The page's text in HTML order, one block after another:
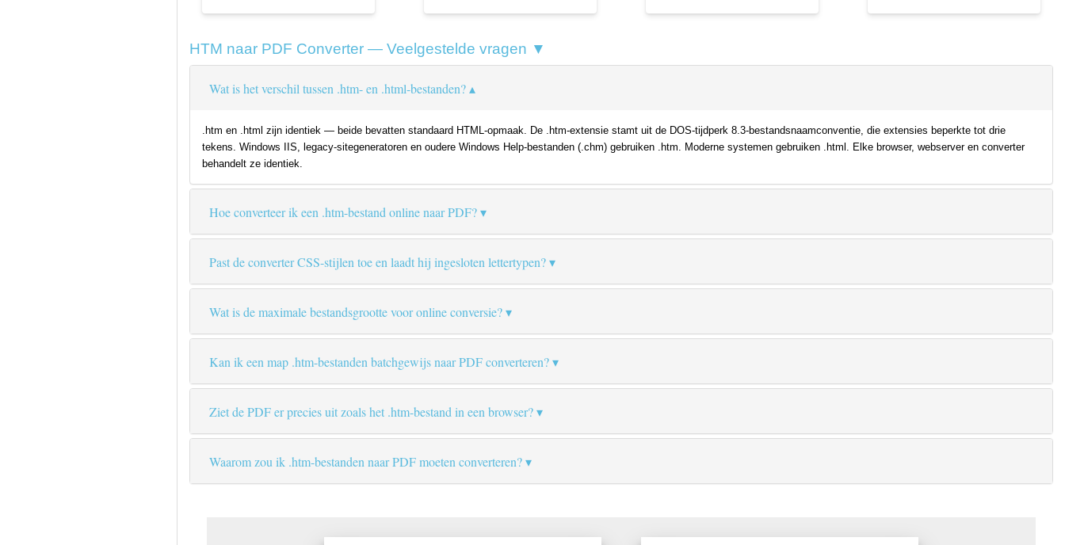
HTM naar PDF Converter — Veelgestelde vragen ▼
Wat is het verschil tussen .htm- en .html-bestanden?
.htm en .html zijn identiek — beide bevatten standaard HTML-opmaak. De .htm-extensie stamt uit de DOS-tijdperk 8.3-bestandsnaamconventie, die extensies beperkte tot drie
tekens. Windows IIS, legacy-sitegeneratoren en oudere Windows Help-bestanden (.chm) gebruiken .htm. Moderne systemen gebruiken .html. Elke browser, webserver en converter
behandelt ze identiek.
Hoe converteer ik een .htm-bestand online naar PDF?
Past de converter CSS-stijlen toe en laadt hij ingesloten lettertypen?
Wat is de maximale bestandsgrootte voor online conversie?
Kan ik een map .htm-bestanden batchgewijs naar PDF converteren?
Ziet de PDF er precies uit zoals het .htm-bestand in een browser?
Waarom zou ik .htm-bestanden naar PDF moeten converteren?